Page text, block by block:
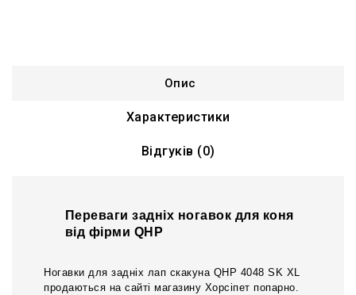
Опис
Характеристики
Відгуків (0)
Переваги задніх ногавок для коня
від фірми QHP
Ногавки для задніх лап скакуна QHP 4048 SK XL
продаються на сайті магазину Хорсіпет попарно.